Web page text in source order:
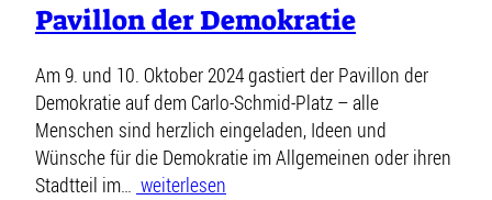
Pavillon der Demokratie
Am 9. und 10. Oktober 2024 gastiert der Pavillon der
Demokratie auf dem Carlo-Schmid-Platz – alle
Menschen sind herzlich eingeladen, Ideen und
Wünsche für die Demokratie im Allgemeinen oder ihren
Stadtteil im… weiterlesen